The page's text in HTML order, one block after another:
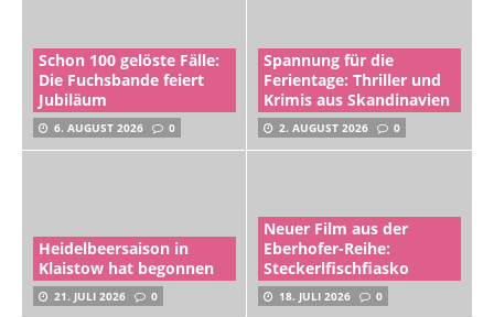
Schon 100 gelöste Fälle:
Die Fuchsbande feiert
Jubiläum
6. AUGUST 2026 0
Spannung für die
Ferientage: Thriller und
Krimis aus Skandinavien
2. AUGUST 2026 0
Heidelbeersaison in
Klaistow hat begonnen
21. JULI 2026 0
Neuer Film aus der
Eberhofer-Reihe:
Steckerlfischfiasko
18. JULI 2026 0